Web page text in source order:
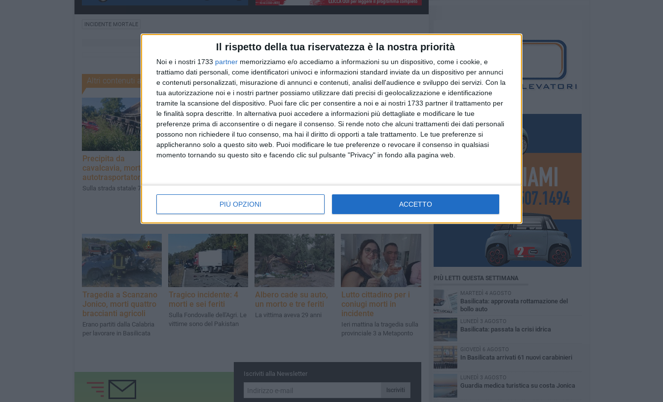
Il rispetto della tua riservatezza è la nostra priorità
Noi e i nostri 1733 partner memorizziamo e/o accediamo a informazioni su un dispositivo, come i cookie, e
trattiamo dati personali, come identificatori univoci e informazioni standard inviate da un dispositivo per annunci
e contenuti personalizzati, misurazione di annunci e contenuti, analisi dell'audience e sviluppo dei servizi. Con la
tua autorizzazione noi e i nostri partner possiamo utilizzare dati precisi di geolocalizzazione e identificazione
tramite la scansione del dispositivo. Puoi fare clic per consentire a noi e ai nostri 1733 partner il trattamento per
le finalità sopra descritte. In alternativa puoi accedere a informazioni più dettagliate e modificare le tue
preferenze prima di acconsentire o di negare il consenso. Si rende noto che alcuni trattamenti dei dati personali
possono non richiedere il tuo consenso, ma hai il diritto di opporti a tale trattamento. Le tue preferenze si
applicheranno solo a questo sito web. Puoi modificare le tue preferenze o revocare il consenso in qualsiasi
momento tornando su questo sito e facendo clic sul pulsante "Privacy" in fondo alla pagina web.
PIÙ OPZIONI ACCETTO
INCIDENTE MORTALE
Altri contenuti a tema
Precipita da
cavalcavia, morto
autotrasportatore
Sulla strada statale 7
Stretta contro il
Amendolara
campagna del Metapontino
Incidente mortale
Una fiaccolata per i
Tragedia a Scanzano
Jonico, morti quattro
braccianti agricoli
Erano partiti dalla Calabria
per lavorare in Basilicata
Tragico incidente: 4
morti e sei feriti
Sulla Fondovalle dell'Agri. Le
vittime sono del Pakistan
Albero cade su auto,
un morto e tre feriti
La vittima aveva 29 anni
Lutto cittadino per i
coniugi morti in
incidente
Ieri mattina la tragedia sulla
provinciale 3 a Metaponto
Iscriviti alla Newsletter
Iscriviti
PIÙ LETTI QUESTA SETTIMANA
MARTEDÌ 4 AGOSTO
Basilicata: approvata rottamazione del
bollo auto
LUNEDÌ 3 AGOSTO
Basilicata: passata la crisi idrica
GIOVEDÌ 6 AGOSTO
In Basilicata arrivati 61 nuovi carabinieri
LUNEDÌ 3 AGOSTO
Guardia medica turistica su costa Jonica